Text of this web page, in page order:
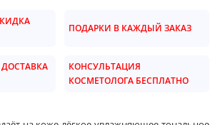
ПОДАРКИ В КАЖДЫЙ ЗАКАЗ
ДОСТАВКА
КОНСУЛЬТАЦИЯ
КОСМЕТОЛОГА БЕСПЛАТНО